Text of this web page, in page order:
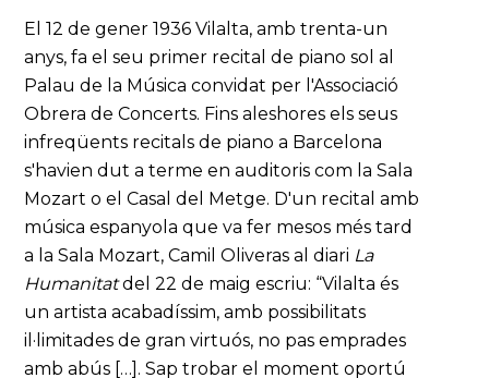
El 12 de gener 1936 Vilalta, amb trenta-un
anys, fa el seu primer recital de piano sol al
Palau de la Música convidat per l'Associació
Obrera de Concerts. Fins aleshores els seus
infreqüents recitals de piano a Barcelona
s'havien dut a terme en auditoris com la Sala
Mozart o el Casal del Metge. D'un recital amb
música espanyola que va fer mesos més tard
a la Sala Mozart, Camil Oliveras al diari La
Humanitatdel 22 de maig escriu: “Vilalta és
un artista acabadíssim, amb possibilitats
il·limitades de gran virtuós, no pas emprades
amb abús […]. Sap trobar el moment oportú